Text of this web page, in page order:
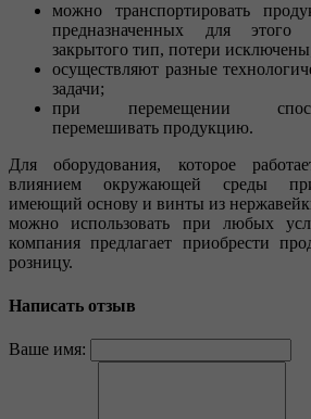
можно транспортировать
предназначенных для
закрытого тип, потери
осуществляют разные
задачи;
при перемещении
перемешивать продукцию.
Для оборудования, которое
влиянием окружающей среды
имеющий основу и винты из
можно использовать при любых
компания предлагает приобрести
розницу.
Написать отзыв
Ваше имя: